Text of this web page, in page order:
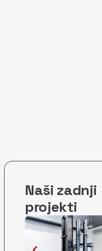
Naši zadnji
projekti